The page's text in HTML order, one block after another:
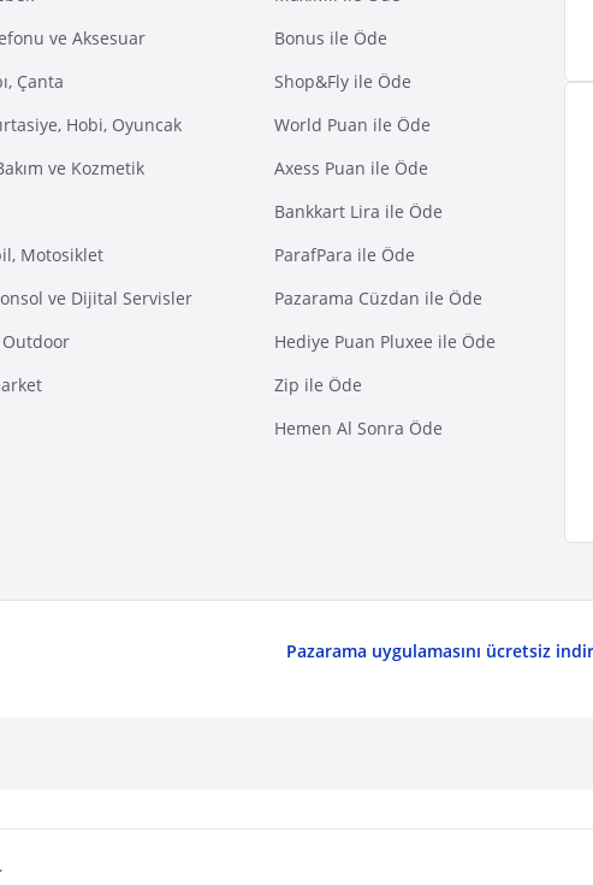
ve Aksesuar
Çanta
Hobi, Oyuncak
ve Kozmetik
Motosiklet
ve Dijital Servisler
Bonus ile Öde
Shop&Fly ile Öde
World Puan ile Öde
Axess Puan ile Öde
Bankkart Lira ile Öde
ParafPara ile Öde
Pazarama Cüzdan ile Öde
Hediye Puan Pluxee ile Öde
Zip ile Öde
Hemen Al Sonra Öde
Pazarama uygulamasını ücretsiz